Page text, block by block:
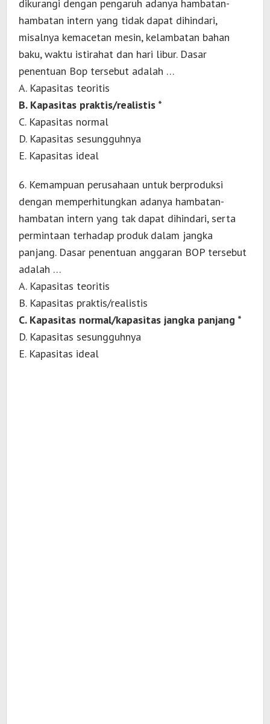
dikurangi dengan pengaruh adanya hambatan-
hambatan intern yang tidak dapat dihindari,
misalnya kemacetan mesin, kelambatan bahan
baku, waktu istirahat dan hari libur. Dasar
penentuan Bop tersebut adalah …
A. Kapasitas teoritis
B. Kapasitas praktis/realistis *
C. Kapasitas normal
D. Kapasitas sesungguhnya
E. Kapasitas ideal
6. Kemampuan perusahaan untuk berproduksi
dengan memperhitungkan adanya hambatan-
hambatan intern yang tak dapat dihindari, serta
permintaan terhadap produk dalam jangka
panjang. Dasar penentuan anggaran BOP tersebut
adalah …
A. Kapasitas teoritis
B. Kapasitas praktis/realistis
C. Kapasitas normal/kapasitas jangka panjang *
D. Kapasitas sesungguhnya
E. Kapasitas ideal